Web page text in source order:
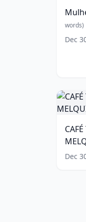
words)
words)
Dec
CAFÉ
|
GRECO
[CC]
Dec